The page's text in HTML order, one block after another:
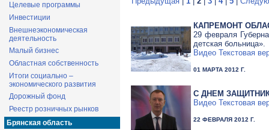
Целевые программы
Инвестиции
Внешнеэкономическая
деятельность
Малый бизнес
Областная собственность
Итоги социально –
экономического развития
Дорожный фонд
Реестр розничных рынков
Брянская область
КАПРЕМОНТ
29 февраля
детская больница».
Видео Текстовая
01 МАРТА 2012 Г.
C ДНЕМ
Видео Текстовая
22 ФЕВРАЛЯ 2012 Г.